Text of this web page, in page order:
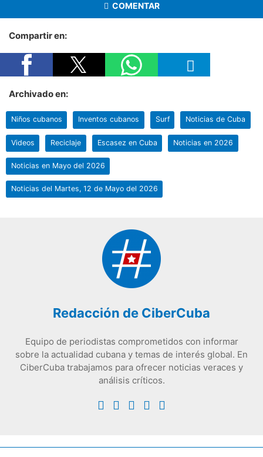
COMENTAR
Compartir en:
Archivado en:
Niños cubanos Inventos cubanos Surf Noticias de Cuba
Videos Reciclaje Escasez en Cuba Noticias en 2026
Noticias en Mayo del 2026
Noticias del Martes, 12 de Mayo del 2026
Redacción de CiberCuba
Equipo de periodistas comprometidos con informar
sobre la actualidad cubana y temas de interés global. En
CiberCuba trabajamos para ofrecer noticias veraces y
análisis críticos.